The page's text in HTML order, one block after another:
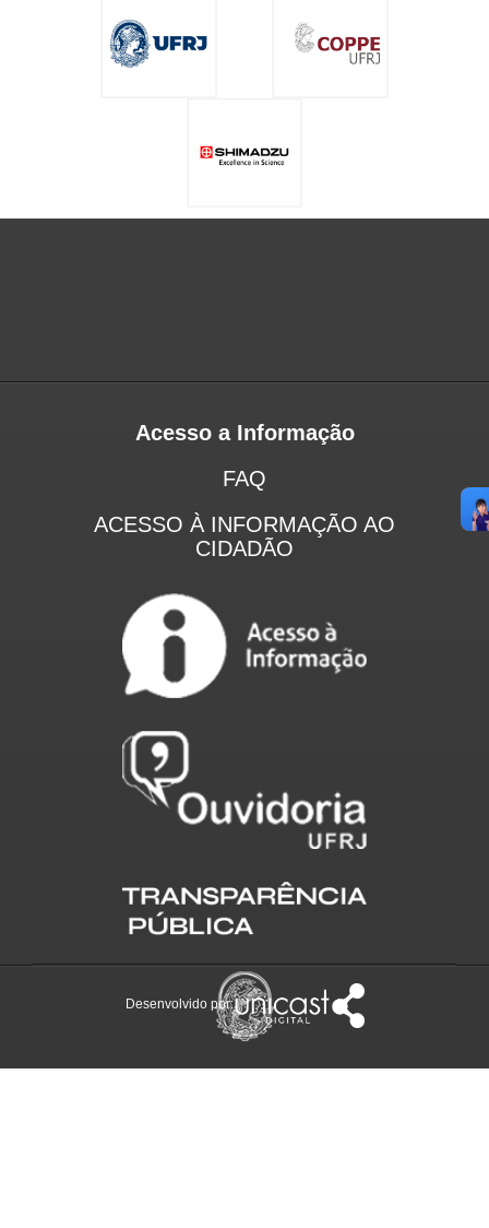
Acesso a Informação
FAQ
ACESSO À INFORMAÇÃO AO
CIDADÃO
Desenvolvido por: